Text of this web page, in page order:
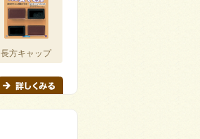
長方キャップ